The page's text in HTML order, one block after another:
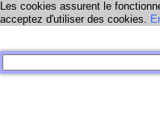
Les cookies assurent le
acceptez d'utiliser des cookies.